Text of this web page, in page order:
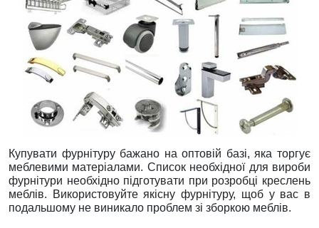
Купувати фурнітуру бажано на оптовій базі, яка торгує
меблевими матеріалами. Список необхідної для вироби
фурнітури необхідно підготувати при розробці креслень
меблів. Використовуйте якісну фурнітуру, щоб у вас в
подальшому не виникало проблем зі зборкою меблів.